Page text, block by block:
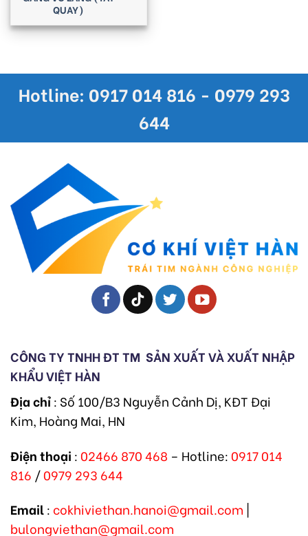
QUAY)
Hotline: 0917 014 816 - 0979 293
644
CÔNG TY TNHH ĐT TM SẢN XUẤT VÀ XUẤT NHẬP
KHẨU VIỆT HÀN
Địa chỉ: Số 100/B3 Nguyễn Cảnh Dị, KĐT Đại
Kim, Hoàng Mai, HN
Điện thoại : 02466 870 468 – Hotline: 0917 014
816 /0979 293 644
Email: cokhiviethan.hanoi@gmail.com
bulongviethan@gmail.com